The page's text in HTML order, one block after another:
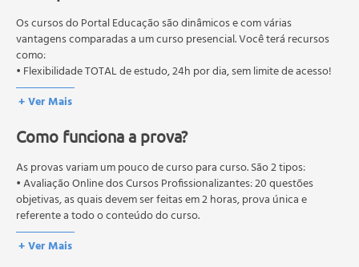
Bases neurobiológicas da ansiedade
Sintomas e manifestações
Tipos de transtornos
Tratamento e manejo
Conceito e características
Sintomas em diferentes fases da vida
Intervenções e tratamento
Impactos no aprendizado e trabalho
•Depressão (O que é, Como Prevenir e Tratar)
educação em geral, mas autoriza apenas cursos de graduação e
pós-graduação. Os cursos técnicos e profissionalizantes são
autorizados pelas Secretarias Estaduais de Educação.
Os cursos do Portal Educação são dinâmicos e com várias
vantagens comparadas a um curso presencial. Você terá recursos
como:
• Flexibilidade TOTAL de estudo, 24h por dia, sem limite de acesso!
+ Ver Mais
Como funciona a prova?
As provas variam um pouco de curso para curso. São 2 tipos:
• Avaliação Online dos Cursos Profissionalizantes: 20 questões
objetivas, as quais devem ser feitas em 2 horas, prova única e
referente a todo o conteúdo do curso.
• Avaliação Online dos Cursos Livres: 10 questões objetivas, as quais
devem ser feitas em 1 hora, prova única e referente a todo o
+ Ver Mais